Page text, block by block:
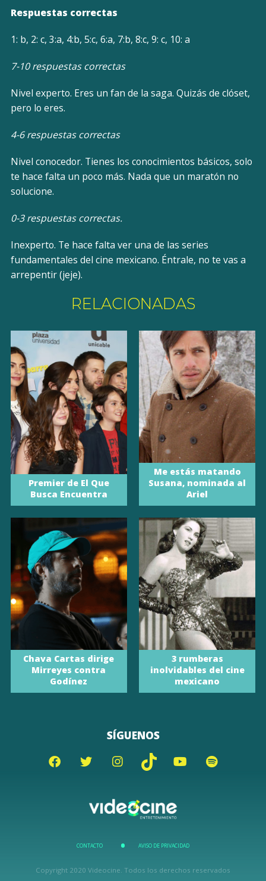
Respuestas correctas
1: b, 2: c, 3:a, 4:b, 5:c, 6:a, 7:b, 8:c, 9: c, 10: a
7-10 respuestas correctas
Nivel experto. Eres un fan de la saga. Quizás de clóset,
pero lo eres.
4-6 respuestas correctas
Nivel conocedor. Tienes los conocimientos básicos, solo
te hace falta un poco más. Nada que un maratón no
solucione.
0-3 respuestas correctas.
Inexperto. Te hace falta ver una de las series
fundamentales del cine mexicano. Éntrale, no te vas a
arrepentir (jeje).
RELACIONADAS
Premier de El Que
Busca Encuentra
Me estás matando
Susana, nominada al
Ariel
Chava Cartas dirige
Mirreyes contra
Godínez
3 rumberas
inolvidables del cine
mexicano
SÍGUENOS
CONTACTO AVISO DE PRIVACIDAD
Copyright 2020 Videocine. Todos los derechos reservados